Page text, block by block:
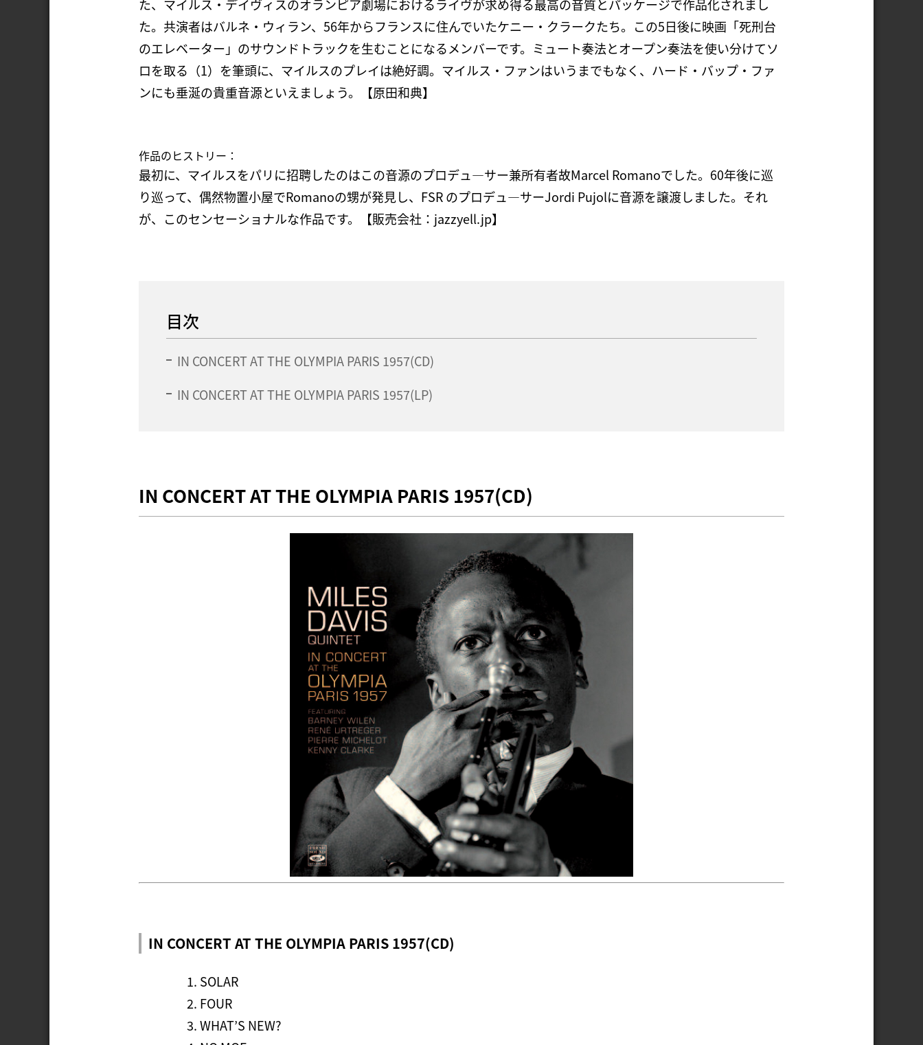
た、マイルス・デイヴィスのオランピア劇場におけるライヴが求め得る最高の音質とパッケージで作品化されまし
た。共演者はバルネ・ウィラン、56年からフランスに住んでいたケニー・クラークたち。この5日後に映画「死刑台
のエレベーター」のサウンドトラックを生むことになるメンバーです。ミュート奏法とオープン奏法を使い分けてソ
ロを取る（1）を筆頭に、マイルスのプレイは絶好調。マイルス・ファンはいうまでもなく、ハード・バップ・ファ
ンにも垂涎の貴重音源といえましょう。【原田和典】
作品のヒストリー：
最初に、マイルスをパリに招聘したのはこの音源のプロデュ―サー兼所有者故Marcel Romanoでした。60年後に巡
り巡って、偶然物置小屋でRomanoの甥が発見し、FSR のプロデュ―サーJordi Pujolに音源を譲渡しました。それ
が、このセンセーショナルな作品です。【販売会社：jazzyell.jp】
目次
IN CONCERT AT THE OLYMPIA PARIS 1957(CD)
IN CONCERT AT THE OLYMPIA PARIS 1957(LP)
IN CONCERT AT THE OLYMPIA PARIS 1957(CD)
IN CONCERT AT THE OLYMPIA PARIS 1957(CD)
1. SOLAR
2. FOUR
3. WHAT’S NEW?